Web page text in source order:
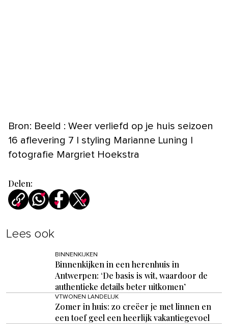
Bron: Beeld : Weer verliefd op je huis seizoen
16 aflevering 7 | styling Marianne Luning |
fotografie Margriet Hoekstra
Delen:
Lees ook
BINNENKIJKEN
Binnenkijken in een herenhuis in
Antwerpen: ‘De basis is wit, waardoor de
authentieke details beter uitkomen’
VTWONEN LANDELIJK
Zomer in huis: zo creëer je met linnen en
een toef geel een heerlijk vakantiegevoel